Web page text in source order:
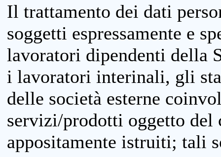
Il trattamento dei dati
soggetti espressamente e
lavoratori dipendenti della
i lavoratori interinali, gli
delle società esterne
servizi/prodotti oggetto
appositamente istruiti; tali